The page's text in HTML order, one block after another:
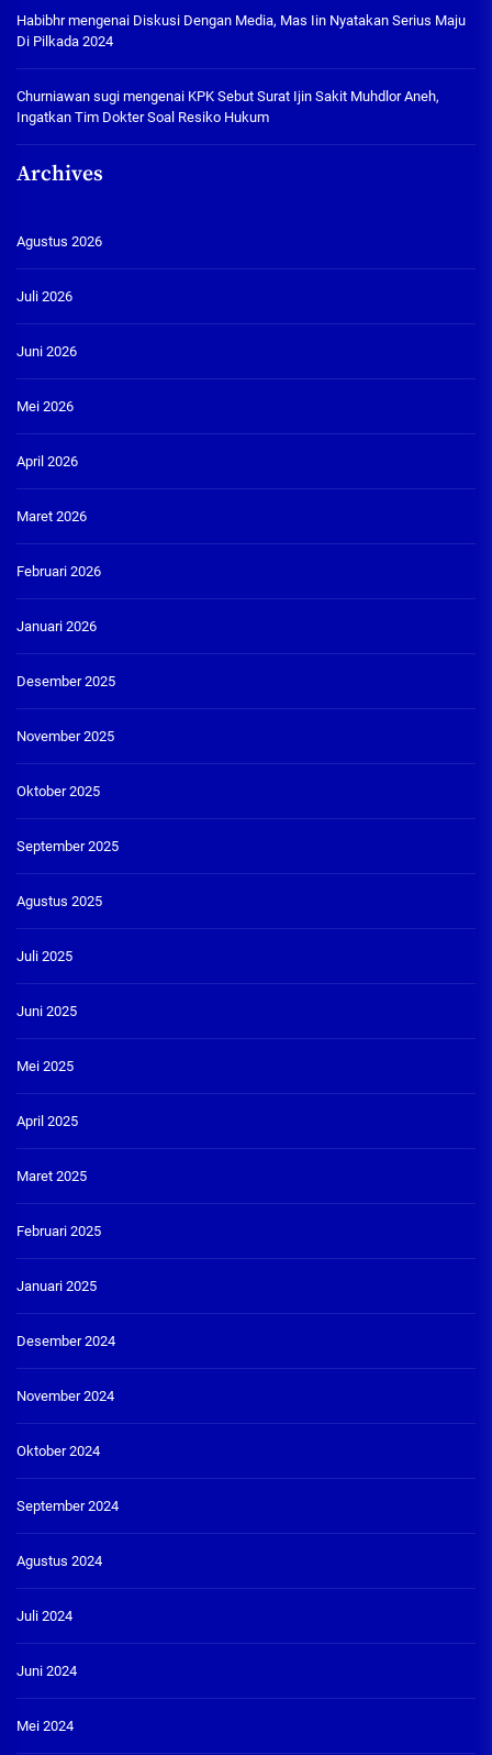
Habibhrmengenai Diskusi Dengan Media, Mas Iin Nyatakan Serius Maju
Di Pilkada 2024
Churniawan sugi mengenai KPK Sebut Surat Ijin Sakit Muhdlor Aneh,
Ingatkan Tim Dokter Soal Resiko Hukum
Archives
Agustus 2026
Juli 2026
Juni 2026
Mei 2026
April 2026
Maret 2026
Februari 2026
Januari 2026
Desember 2025
November 2025
Oktober 2025
September 2025
Agustus 2025
Juli 2025
Juni 2025
Mei 2025
April 2025
Maret 2025
Februari 2025
Januari 2025
Desember 2024
November 2024
Oktober 2024
September 2024
Agustus 2024
Juli 2024
Juni 2024
Mei 2024